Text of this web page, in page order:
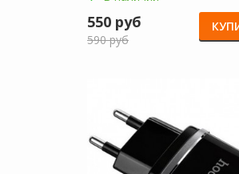
550 руб
590 руб